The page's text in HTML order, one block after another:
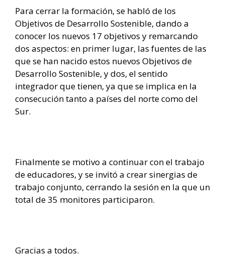
Para cerrar la formación, se habló de los
Objetivos de Desarrollo Sostenible, dando a
conocer los nuevos 17 objetivos y remarcando
dos aspectos: en primer lugar, las fuentes de las
que se han nacido estos nuevos Objetivos de
Desarrollo Sostenible, y dos, el sentido
integrador que tienen, ya que se implica en la
consecución tanto a países del norte como del
Sur.
Finalmente se motivo a continuar con el trabajo
de educadores, y se invitó a crear sinergias de
trabajo conjunto, cerrando la sesión en la que un
total de 35 monitores participaron.
Gracias a todos.